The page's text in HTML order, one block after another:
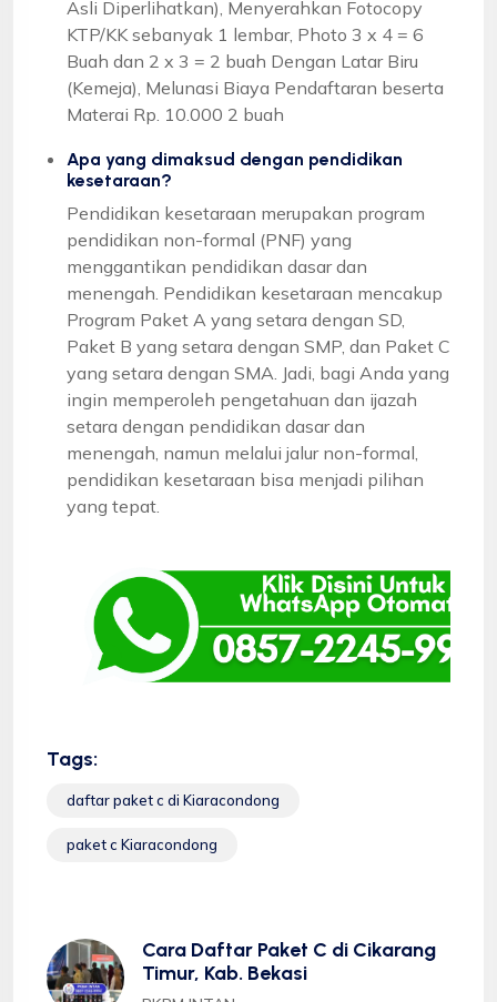
Asli Diperlihatkan), Menyerahkan Fotocopy
KTP/KK sebanyak 1 lembar, Photo 3 x 4 = 6
Buah dan 2 x 3 = 2 buah Dengan Latar Biru
(Kemeja), Melunasi Biaya Pendaftaran beserta
Materai Rp. 10.000 2 buah
Apa yang dimaksud dengan pendidikan
kesetaraan?
Pendidikan kesetaraan merupakan program
pendidikan non-formal (PNF) yang
menggantikan pendidikan dasar dan
menengah. Pendidikan kesetaraan mencakup
Program Paket A yang setara dengan SD,
Paket B yang setara dengan SMP, dan Paket C
yang setara dengan SMA. Jadi, bagi Anda yang
ingin memperoleh pengetahuan dan ijazah
setara dengan pendidikan dasar dan
menengah, namun melalui jalur non-formal,
pendidikan kesetaraan bisa menjadi pilihan
yang tepat.
Tags:
daftar paket c di Kiaracondong
paket c Kiaracondong
Cara Daftar Paket C di Cikarang
Timur, Kab. Bekasi